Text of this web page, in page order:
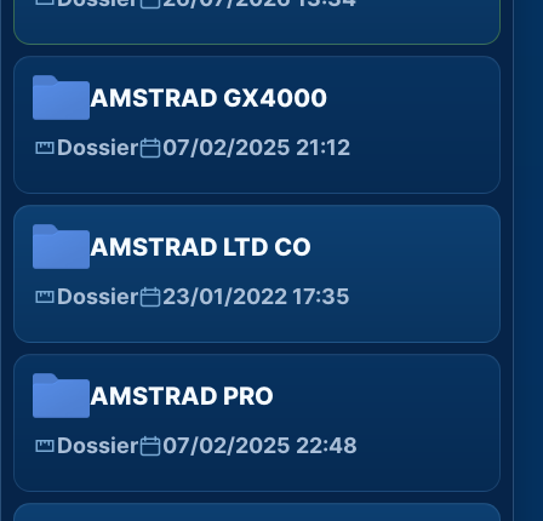
AMSTRAD GX4000
Dossier 07/02/2025 21:12
AMSTRAD LTD CO
Dossier 23/01/2022 17:35
AMSTRAD PRO
Dossier 07/02/2025 22:48